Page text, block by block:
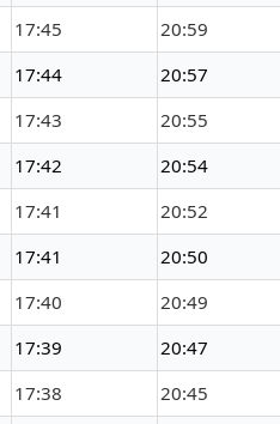
17:45 20:59
17:44 20:57
17:43 20:55
17:42 20:54
17:41 20:52
17:41 20:50
17:40 20:49
17:39 20:47
17:38 20:45